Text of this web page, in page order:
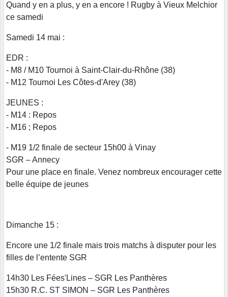
Quand y en a plus, y en a encore ! Rugby à Vieux Melchior
ce samedi
Samedi 14 mai :
EDR :
- M8 / M10 Tournoi à Saint-Clair-du-Rhône (38)
- M12 Tournoi Les Côtes-d'Arey (38)
JEUNES :
- M14 : Repos
- M16 ; Repos
- M19 1/2 finale de secteur 15h00 à Vinay
SGR – Annecy
Pour une place en finale. Venez nombreux encourager cette
belle équipe de jeunes
Dimanche 15 :
Encore une 1/2 finale mais trois matchs à disputer pour les
filles de l’entente SGR
14h30 Les Fées'Lines – SGR Les Panthères
15h30 R.C. ST SIMON – SGR Les Panthères